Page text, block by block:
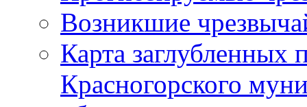
Возникшие
Карта
Красногорского